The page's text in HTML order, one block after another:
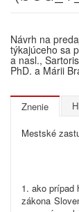
Návrh na
týkajúceho sa
a nasl.,
PhD. a Márii
Znenie
Mestské
1. ako prípad
zákona